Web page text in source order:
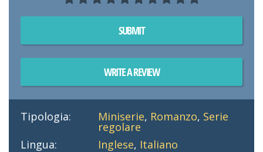
SUBMIT
WRITE A REVIEW
Tipologia: Miniserie, Romanzo, Serie
regolare
Lingua:
Inglese, Italiano